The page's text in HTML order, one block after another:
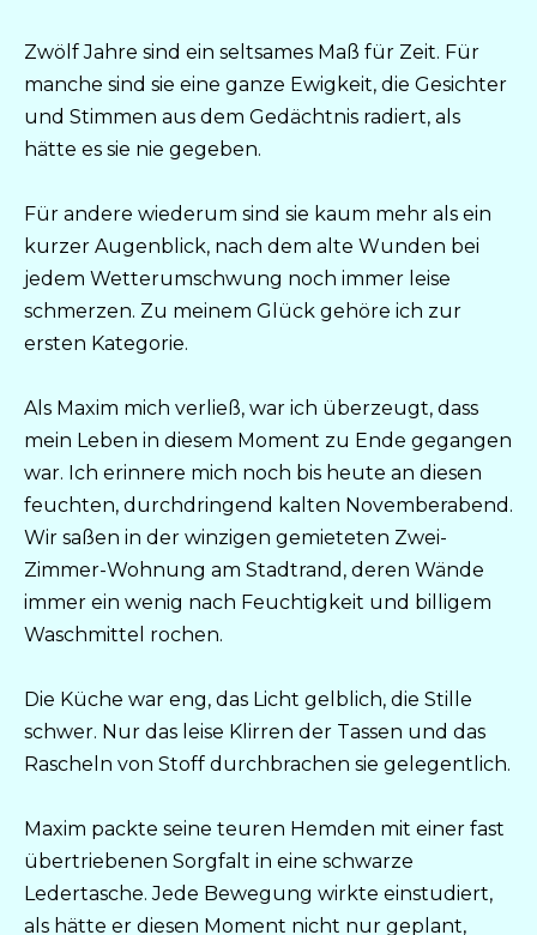
Zwölf Jahre sind ein seltsames Maß für Zeit. Für
manche sind sie eine ganze Ewigkeit, die Gesichter
und Stimmen aus dem Gedächtnis radiert, als
hätte es sie nie gegeben.
Für andere wiederum sind sie kaum mehr als ein
kurzer Augenblick, nach dem alte Wunden bei
jedem Wetterumschwung noch immer leise
schmerzen. Zu meinem Glück gehöre ich zur
ersten Kategorie.
Als Maxim mich verließ, war ich überzeugt, dass
mein Leben in diesem Moment zu Ende gegangen
war. Ich erinnere mich noch bis heute an diesen
feuchten, durchdringend kalten Novemberabend.
Wir saßen in der winzigen gemieteten Zwei-
Zimmer-Wohnung am Stadtrand, deren Wände
immer ein wenig nach Feuchtigkeit und billigem
Waschmittel rochen.
Die Küche war eng, das Licht gelblich, die Stille
schwer. Nur das leise Klirren der Tassen und das
Rascheln von Stoff durchbrachen sie gelegentlich.
Maxim packte seine teuren Hemden mit einer fast
übertriebenen Sorgfalt in eine schwarze
Ledertasche. Jede Bewegung wirkte einstudiert,
als hätte er diesen Moment nicht nur geplant,